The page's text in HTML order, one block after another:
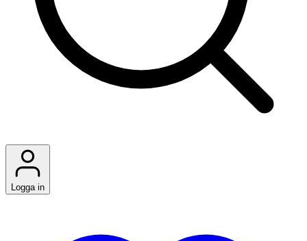
Logga in